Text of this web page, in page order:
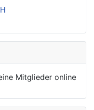
Mitglieder online